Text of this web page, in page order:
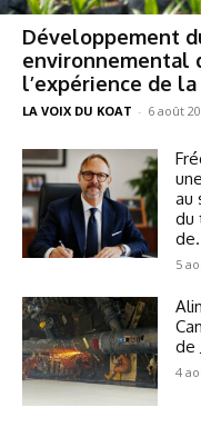
Développement
environnemental
l’expérience de
LA VOIX DU KOAT - 6 août
au
du
5
de
4